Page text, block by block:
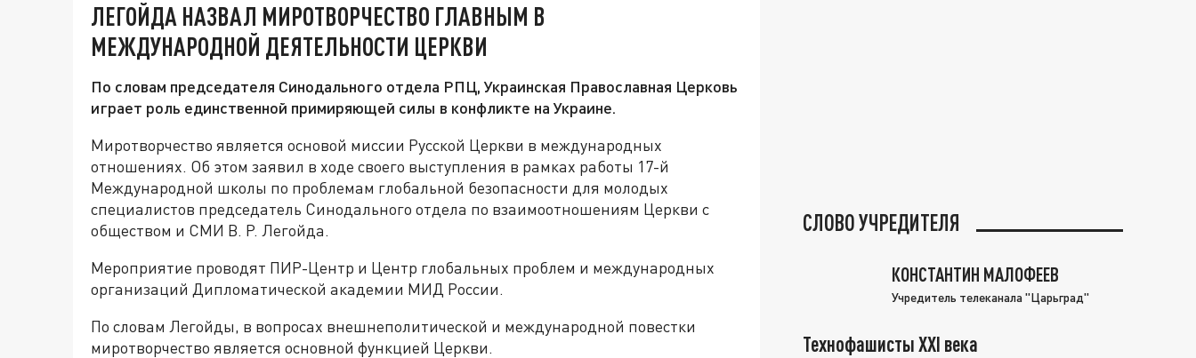
ЛЕГОЙДА НАЗВАЛ МИРОТВОРЧЕСТВО ГЛАВНЫМ В
МЕЖДУНАРОДНОЙ ДЕЯТЕЛЬНОСТИ ЦЕРКВИ
По словам председателя Синодального отдела РПЦ, Украинская Православная Церковь
играет роль единственной примиряющей силы в конфликте на Украине.
Миротворчество является основой миссии Русской Церкви в международных
отношениях. Об этом заявил в ходе своего выступления в рамках работы 17-й
Международной школы по проблемам глобальной безопасности для молодых
специалистов председатель Синодального отдела по взаимоотношениям Церкви с
обществом и СМИ В. Р. Легойда.
Мероприятие проводят ПИР-Центр и Центр глобальных проблем и международных
организаций Дипломатической академии МИД России.
По словам Легойды, в вопросах внешнеполитической и международной повестки
миротворчество является основной функцией Церкви.
СЛОВО УЧРЕДИТЕЛЯ
КОНСТАНТИН МАЛОФЕЕВ
Учредитель телеканала "Царьград"
Технофашисты XXI века